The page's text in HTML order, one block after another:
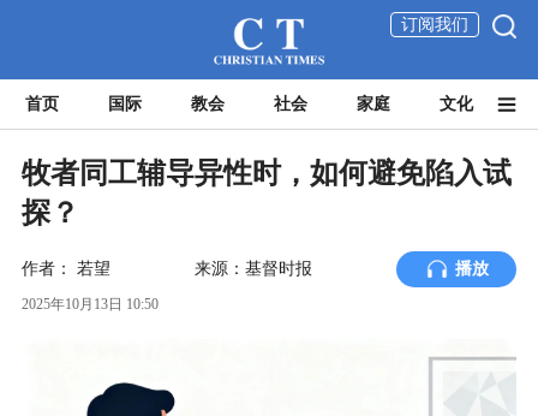
订阅我们
首页 国际 教会 社会 家庭 文化
牧者同工辅导异性时，如何避免陷入试
探？
作者： 若望 来源：基督时报 播放
2025年10月13日 10:50